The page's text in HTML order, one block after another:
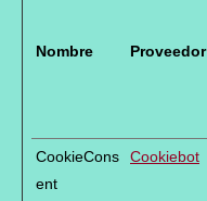
Nombre Proveedor
CookieCons
ent
Cookiebot